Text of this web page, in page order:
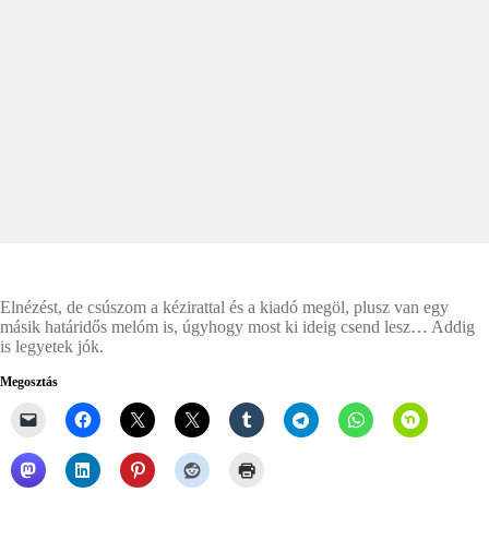
Elnézést, de csúszom a kézirattal és a kiadó megöl, plusz van egy
másik határidős melóm is, úgyhogy most ki ideig csend lesz… Addig
is legyetek jók.
Megosztás